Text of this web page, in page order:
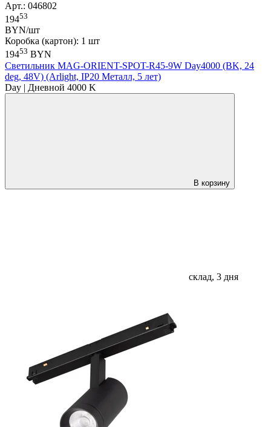
Арт.: 046802
19453
BYN/шт
Коробка (картон): 1 шт
19453 BYN
Светильник MAG-ORIENT-SPOT-R45-9W Day4000 (BK, 24
deg, 48V) (Arlight, IP20 Металл, 5 лет)
Day | Дневной 4000 K
В корзину
склад, 3 дня